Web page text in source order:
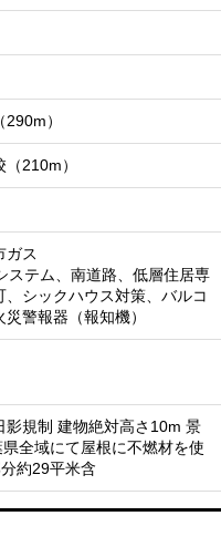
）
210m）
ガス
ステム、南道路、低層住居専
、シックハウス対策、バルコ
警報器（報知機）
規制 建物絶対高さ10m 景
全域にて屋根に不燃材を使
約29平米含